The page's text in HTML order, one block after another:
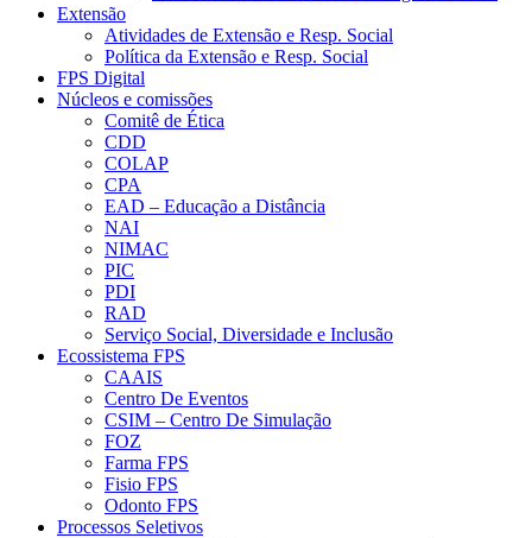
Extensão
Atividades de Extensão e Resp. Social
Política da Extensão e Resp. Social
FPS Digital
Núcleos e comissões
Comitê de Ética
CDD
COLAP
CPA
EAD – Educação a Distância
NAI
NIMAC
PIC
PDI
RAD
Serviço Social, Diversidade e Inclusão
Ecossistema FPS
CAAIS
Centro De Eventos
CSIM – Centro De Simulação
FOZ
Farma FPS
Fisio FPS
Odonto FPS
Processos Seletivos